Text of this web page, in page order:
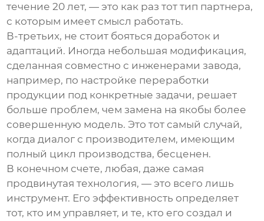
течение 20 лет, — это как раз тот тип партнера,
с которым имеет смысл работать.
В-третьих, не стоит бояться доработок и
адаптаций. Иногда небольшая модификация,
сделанная совместно с инженерами завода,
например, по настройке переработки
продукции под конкретные задачи, решает
больше проблем, чем замена на якобы более
совершенную модель. Это тот самый случай,
когда диалог с производителем, имеющим
полный цикл производства, бесценен.
В конечном счете, любая, даже самая
продвинутая технология, — это всего лишь
инструмент. Его эффективность определяет
тот, кто им управляет, и те, кто его создал и